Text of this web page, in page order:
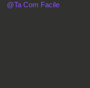
@Ta Com Facile